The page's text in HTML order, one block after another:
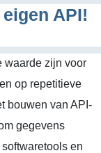
API!
waarde zijn voor
op repetitieve
bouwen van API-
gegevens
en